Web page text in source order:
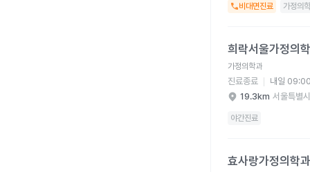
비대면진료 가정의
희락서울가정의
가정의학과
진료종료
내일
19.3km 서울특별
야간진료
효사랑가정의학